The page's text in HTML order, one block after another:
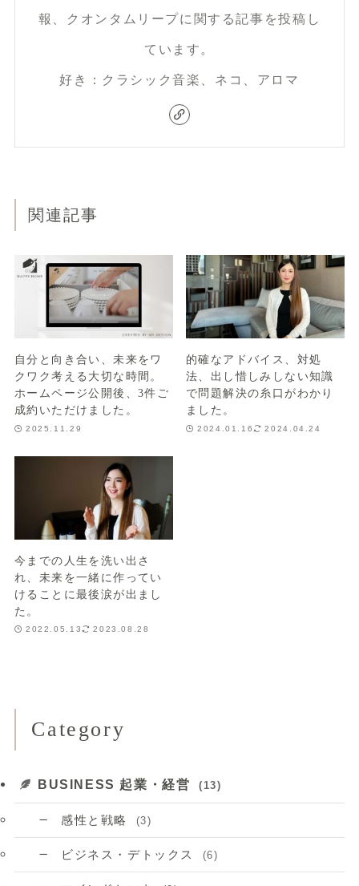
報、クオンタムリープに関する記事を投稿し
ています。
好き：クラシック音楽、ネコ、アロマ
関連記事
自分と向き合い、未来をワ
クワク考える大切な時間。
ホームページ公開後、3件ご
成約いただけました。
2025.11.29
的確なアドバイス、対処
法、出し惜しみしない知識
で問題解決の糸口がわかり
ました。
2024.01.16 2024.04.24
今までの人生を洗い出さ
れ、未来を一緒に作ってい
けることに最後涙が出まし
た。
2022.05.13 2023.08.28
Category
BUSINESS 起業・経営 (13)
感性と戦略 (3)
ビジネス・デトックス (6)